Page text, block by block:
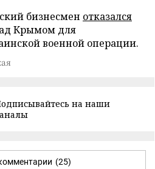
бизнесмен отказался
Крымом для
военной операции.
на наши
(25)